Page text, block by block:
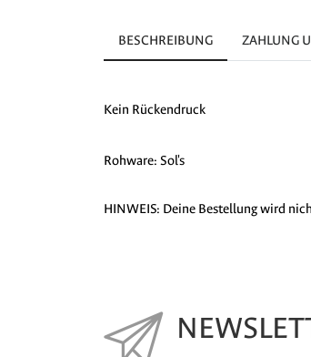
BESCHREIBUNG ZAHLUNG
Kein Rückendruck
Rohware: Sol's
HINWEIS: Deine Bestellung wird